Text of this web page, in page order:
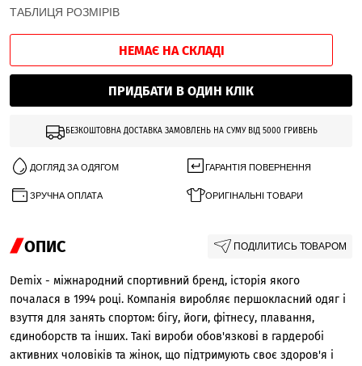
ТАБЛИЦЯ РОЗМІРІВ
НЕМАЄ НА СКЛАДІ
ПРИДБАТИ В ОДИН КЛІК
БЕЗКОШТОВНА ДОСТАВКА ЗАМОВЛЕНЬ НА СУМУ ВІД 5000 ГРИВЕНЬ
ДОГЛЯД ЗА ОДЯГОМ ГАРАНТІЯ ПОВЕРНЕННЯ
ЗРУЧНА ОПЛАТА ОРИГІНАЛЬНІ ТОВАРИ
ОПИС ПОДІЛИТИСЬ ТОВАРОМ
Demix - міжнародний спортивний бренд, історія якого
почалася в 1994 році. Компанія виробляє першокласний одяг і
взуття для занять спортом: бігу, йоги, фітнесу, плавання,
єдиноборств та інших. Такі вироби обов'язкові в гардеробі
активних чоловіків та жінок, що підтримують своє здоров'я і